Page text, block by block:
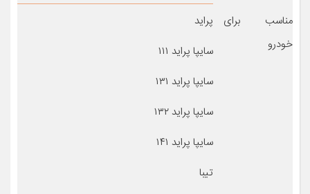
مناسب برای
خودرو
پراید
سایپا پراید ۱۱۱
سایپا پراید ۱۳۱
سایپا پراید ۱۳۲
سایپا پراید ۱۴۱
تیبا